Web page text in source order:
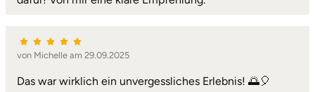
von Michelle am 29.09.2025
Das war wirklich ein unvergessliches Erlebnis! 🌅🎈